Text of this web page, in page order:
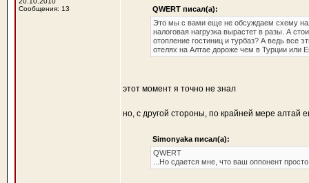
Сообщения: 13
QWERT писал(а):
Это мы с вами еще не обсуждаем схему
налоговая нагрузка вырастет в разы. А
отопление гостиниц и турбаз? А ведь все
отелях на Алтае дороже чем в Турции или
этот момент я точно не знал
но, с другой стороны, по крайней мере
Simonyaka писал(а):
QWERT
...Но сдается мне, что ваш оппонент